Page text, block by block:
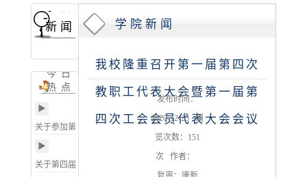
学院
新闻
今日
热点
▶
关于参加第九届尖烽时刻
商业模拟大赛 通 知
▶
关于第四届“中金所杯”高
◆ 学院新闻
我校隆重召开第一届第四次
教职工代表大会暨第一届第
四次工会会员代表大会会议
发布时间：
2020-12-25 浏
览次数： 151
次 作者：